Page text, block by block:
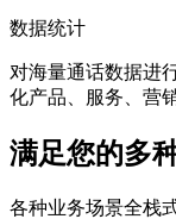
数据统计
对海量通话数据进
化产品、服务、营
满足您的多
各种业务场景全栈